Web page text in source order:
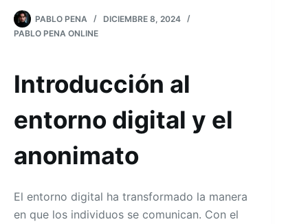
PABLO PENA
DICIEMBRE 8, 2024
PABLO PENA ONLINE
Introducción al
entorno digital y el
anonimato
El entorno digital ha transformado la manera
en que los individuos se comunican. Con el